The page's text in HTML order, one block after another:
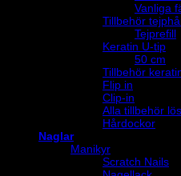
Vanliga
Tillbehör
Tejprefill
Keratin U-tip
50 cm
Tillbehör
Flip in
Clip-in
Alla tillbehör
Hårdockor
Naglar
Manikyr
Scratch Nails